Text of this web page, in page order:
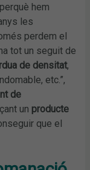
hem
les
perdem el
tot un seguit de
de densitat,
etc.”,
de
un producte
que el